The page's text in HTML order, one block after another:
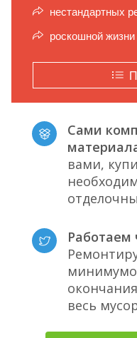
нестандартных
роскошной жизни
Сами
вами,
Работаем
весь